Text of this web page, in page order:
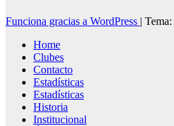
Funciona gracias a WordPress | Tema:
Home
Clubes
Contacto
Estadísticas
Estadísticas
Historia
Institucional